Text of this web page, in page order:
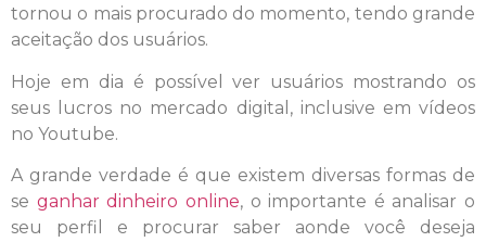
tornou o mais procurado do momento, tendo grande
aceitação dos usuários.
Hoje em dia é possível ver usuários mostrando os
seus lucros no mercado digital, inclusive em vídeos
no Youtube.
A grande verdade é que existem diversas formas de
se ganhar dinheiro online, o importante é analisar o
seu perfil e procurar saber aonde você deseja